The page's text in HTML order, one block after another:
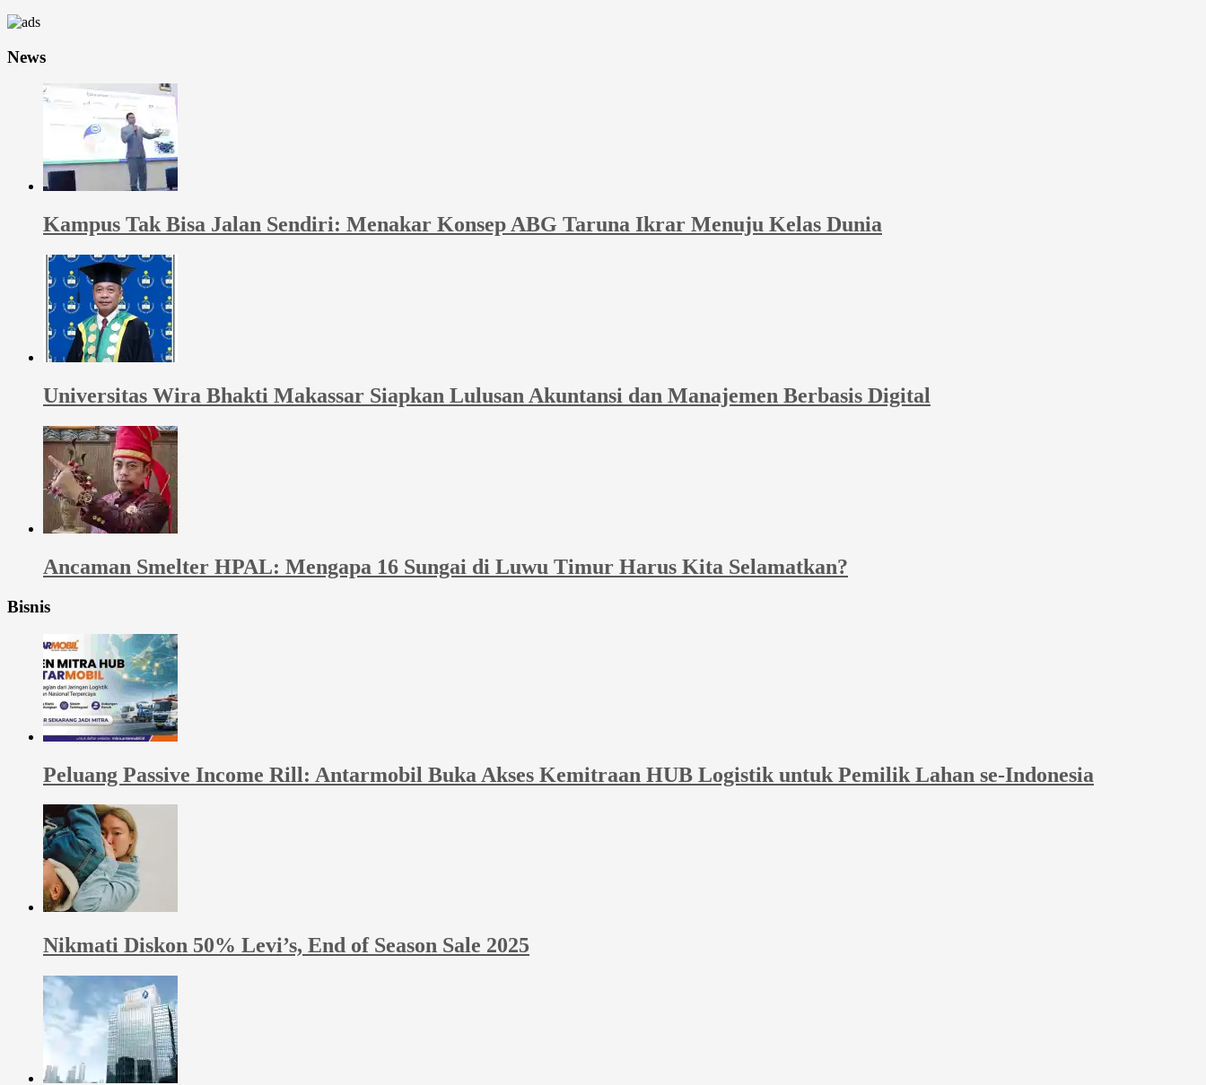
News
Kampus Tak Bisa Jalan Sendiri: Menakar Konsep ABG Taruna Ikrar Menuju Kelas Dunia
Universitas Wira Bhakti Makassar Siapkan Lulusan Akuntansi dan Manajemen Berbasis Digital
Ancaman Smelter HPAL: Mengapa 16 Sungai di Luwu Timur Harus Kita Selamatkan?
Bisnis
Peluang Passive Income Rill: Antarmobil Buka Akses Kemitraan HUB Logistik untuk Pemilik Lahan se-Indonesia
Nikmati Diskon 50% Levi’s, End of Season Sale 2025